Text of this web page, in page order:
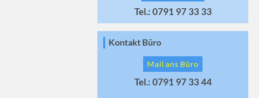
Tel.: 0791 97 33 33
Kontakt Büro
Mail ans Büro
Tel.: 0791 97 33 44